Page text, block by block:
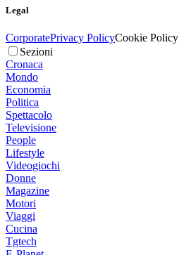
Legal
CorporatePrivacy PolicyCookie Policy
Sezioni
Cronaca
Mondo
Economia
Politica
Spettacolo
Televisione
People
Lifestyle
Videogiochi
Donne
Magazine
Motori
Viaggi
Cucina
Tgtech